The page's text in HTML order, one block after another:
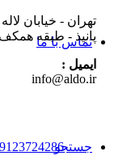
تماس با ما
جستجو
تهران - خیابان
پانیذ - طبقه همکف
ایمیل :
info@aldo.ir